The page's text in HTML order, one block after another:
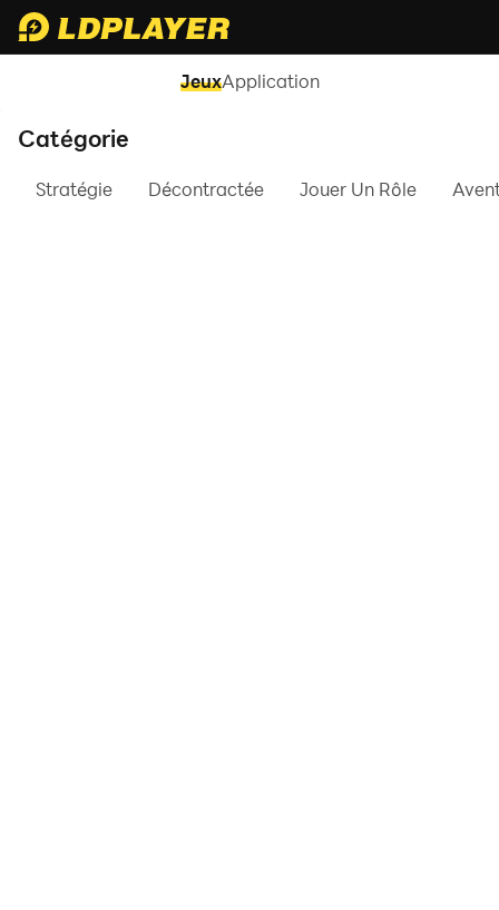
JeuxApplication
Catégorie
Stratégie Décontractée Jouer Un Rôle